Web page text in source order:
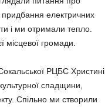
придбання електричних
і ми отримали тепло.
місцевої громади.
РЦБС Христині
спадщини,
Спільно ми створили